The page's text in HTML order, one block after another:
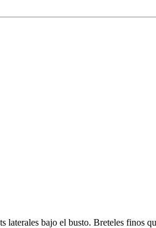
laterales bajo el busto. Breteles finos